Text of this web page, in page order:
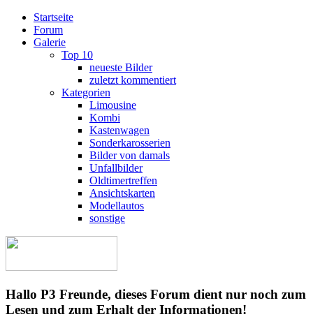
Startseite
Forum
Galerie
Top 10
neueste Bilder
zuletzt kommentiert
Kategorien
Limousine
Kombi
Kastenwagen
Sonderkarosserien
Bilder von damals
Unfallbilder
Oldtimertreffen
Ansichtskarten
Modellautos
sonstige
Hallo P3 Freunde, dieses Forum dient nur noch zum
Lesen und zum Erhalt der Informationen!